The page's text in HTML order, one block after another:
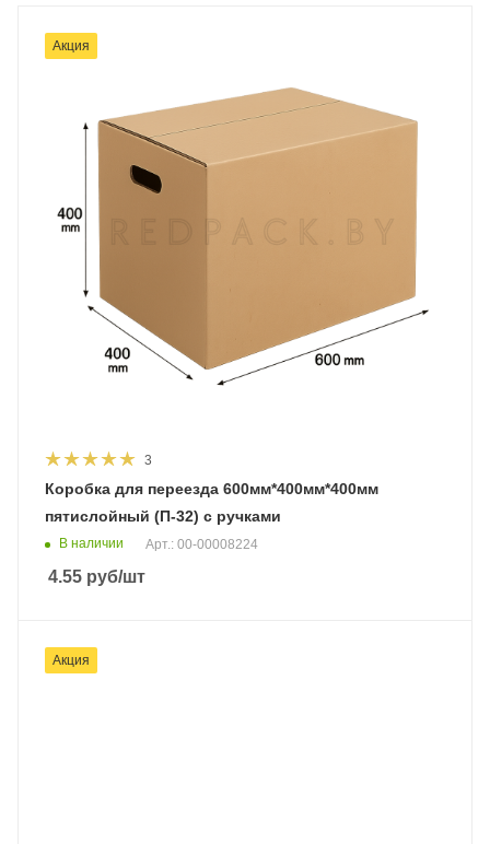
Акция
3
Коробка для переезда 600мм*400мм*400мм
пятислойный (П-32) с ручками
В наличии Арт.: 00-00008224
4.55 руб/шт
Акция